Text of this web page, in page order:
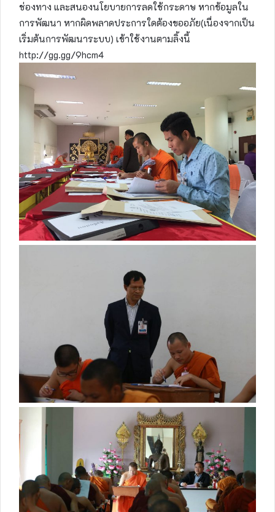
ช่องทาง และสนองนโยบายการลดใช้กระดาษ หากข้อมูลใน
การพัฒนา หากผิดพลาดประการใดต้องขออภัย(เนื่องจากเป็น
เริ่มต้นการพัฒนาระบบ) เข้าใช้งานตามลิ้งนี้
http://gg.gg/9hcm4